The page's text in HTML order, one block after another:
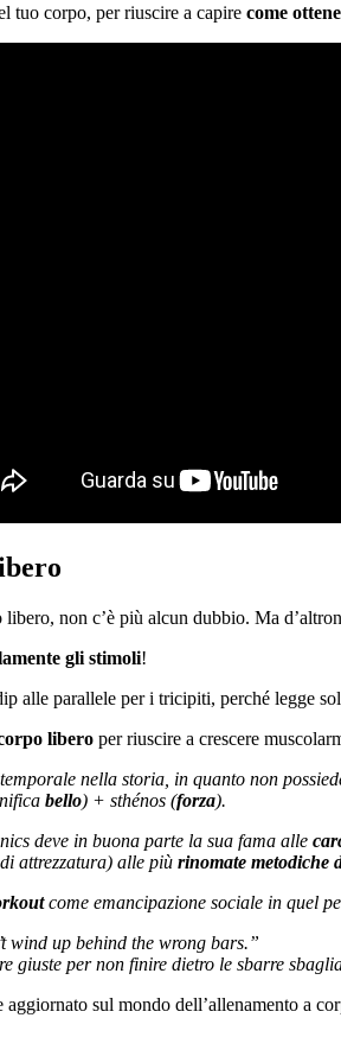
tuo corpo, per riuscire a capire come
libero, non c’è più alcun dubbio. Ma
gli stimoli!
alle parallele per i tricipiti, perché legge
libero per riuscire a crescere
nella storia, in quanto non
bello) + sthénos (forza).
deve in buona parte la sua fama alle
attrezzatura) alle più rinomate metodiche
come emancipazione sociale in quel
wind up behind the wrong bars.”
giuste per non finire dietro le sbarre
aggiornato sul mondo dell’allenamento a